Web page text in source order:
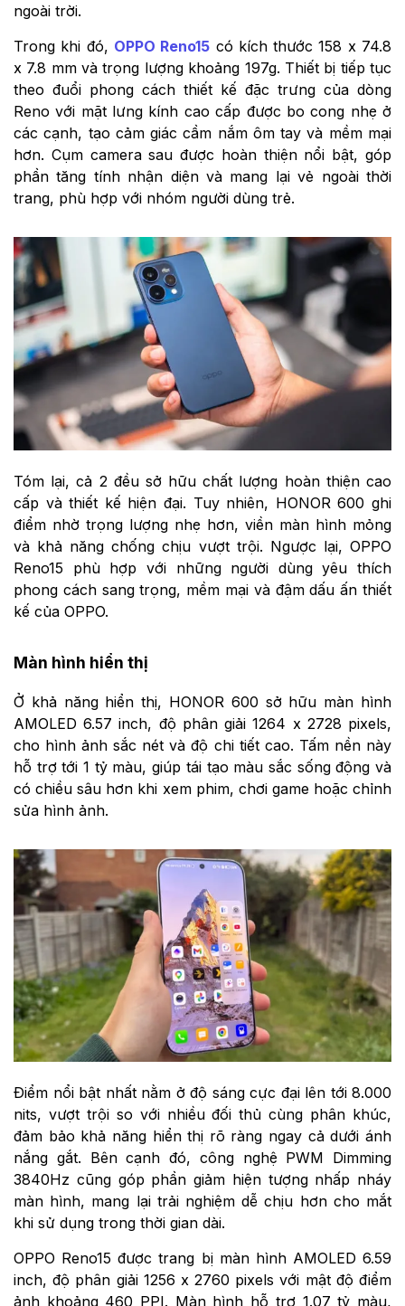
ngoài trời.
Trong khi đó, OPPO Reno15 có kích thước 158 x 74.8
x 7.8 mm và trọng lượng khoảng 197g. Thiết bị tiếp tục
theo đuổi phong cách thiết kế đặc trưng của dòng
Reno với mặt lưng kính cao cấp được bo cong nhẹ ở
các cạnh, tạo cảm giác cầm nắm ôm tay và mềm mại
hơn. Cụm camera sau được hoàn thiện nổi bật, góp
phần tăng tính nhận diện và mang lại vẻ ngoài thời
trang, phù hợp với nhóm người dùng trẻ.
Tóm lại, cả 2 đều sở hữu chất lượng hoàn thiện cao
cấp và thiết kế hiện đại. Tuy nhiên, HONOR 600 ghi
điểm nhờ trọng lượng nhẹ hơn, viền màn hình mỏng
và khả năng chống chịu vượt trội. Ngược lại, OPPO
Reno15 phù hợp với những người dùng yêu thích
phong cách sang trọng, mềm mại và đậm dấu ấn thiết
kế của OPPO.
Màn hình hiển thị
Ở khả năng hiển thị, HONOR 600 sở hữu màn hình
AMOLED 6.57 inch, độ phân giải 1264 x 2728 pixels,
cho hình ảnh sắc nét và độ chi tiết cao. Tấm nền này
hỗ trợ tới 1 tỷ màu, giúp tái tạo màu sắc sống động và
có chiều sâu hơn khi xem phim, chơi game hoặc chỉnh
sửa hình ảnh.
Điểm nổi bật nhất nằm ở độ sáng cực đại lên tới 8.000
nits, vượt trội so với nhiều đối thủ cùng phân khúc,
đảm bảo khả năng hiển thị rõ ràng ngay cả dưới ánh
nắng gắt. Bên cạnh đó, công nghệ PWM Dimming
3840Hz cũng góp phần giảm hiện tượng nhấp nháy
màn hình, mang lại trải nghiệm dễ chịu hơn cho mắt
khi sử dụng trong thời gian dài.
OPPO Reno15 được trang bị màn hình AMOLED 6.59
inch, độ phân giải 1256 x 2760 pixels với mật độ điểm
ảnh khoảng 460 PPI. Màn hình hỗ trợ 1.07 tỷ màu,